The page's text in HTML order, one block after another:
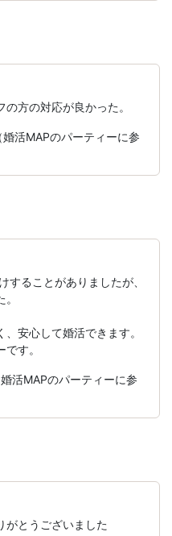
方の対応が良かった。
活MAPのパーティーに参
ることがありましたが、
安心して婚活できます。
す。
活MAPのパーティーに参
とうございました